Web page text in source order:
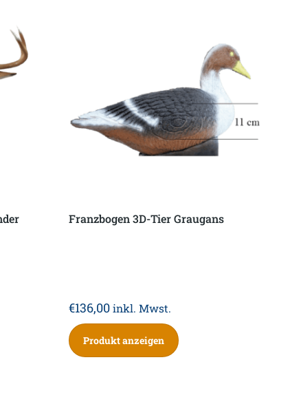
Franzbogen 3D-Tier Graugans
€136,00inkl. Mwst.
Produkt anzeigen